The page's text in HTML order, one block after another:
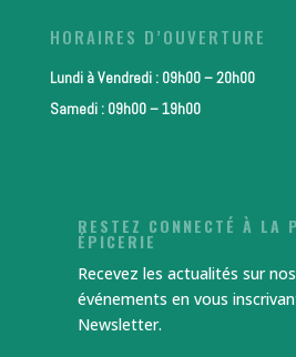
HORAIRES D’OUVERTURE
Lundi à Vendredi : 09h00 – 20h00
Samedi : 09h00 – 19h00
RESTEZ CONNECTÉ À LA
ÉPICERIE
Recevez les actualités sur
événements en vous
Newsletter.